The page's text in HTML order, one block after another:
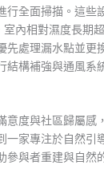
全面掃描。這
內相對濕度長期
處理漏水點並
構補強與通風
度與社區歸屬
一家專注於自然
與者重建與自然